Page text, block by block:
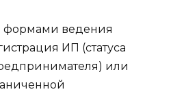
формами ведения
ИП (статуса
или